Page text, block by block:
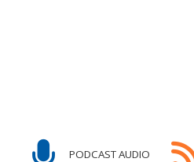
PODCAST AUDIO